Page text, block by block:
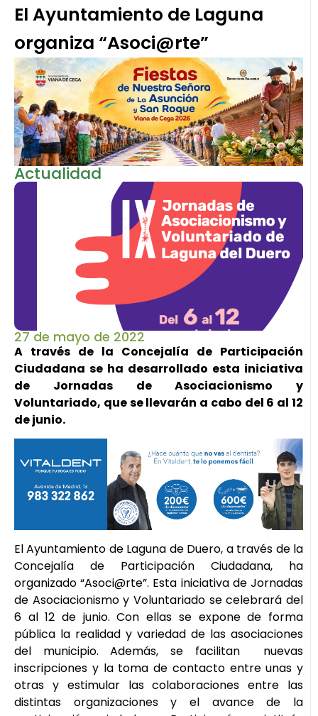
El Ayuntamiento de Laguna
organiza “Asoci@rte”
Actualidad
27 de mayo de 2022
A través de la Concejalía de Participación
Ciudadana se ha desarrollado esta iniciativa
de Jornadas de Asociacionismo y
Voluntariado, que se llevarán a cabo del 6 al 12
de junio.
El Ayuntamiento de Laguna de Duero, a través de la
Concejalía de Participación Ciudadana, ha
organizado “Asoci@rte”. Esta iniciativa de Jornadas
de Asociacionismo y Voluntariado se celebrará del
6 al 12 de junio. Con ellas se expone de forma
pública la realidad y variedad de las asociaciones
del municipio. Además, se facilitan nuevas
inscripciones y la toma de contacto entre unas y
otras y estimular las colaboraciones entre las
distintas organizaciones y el avance de la